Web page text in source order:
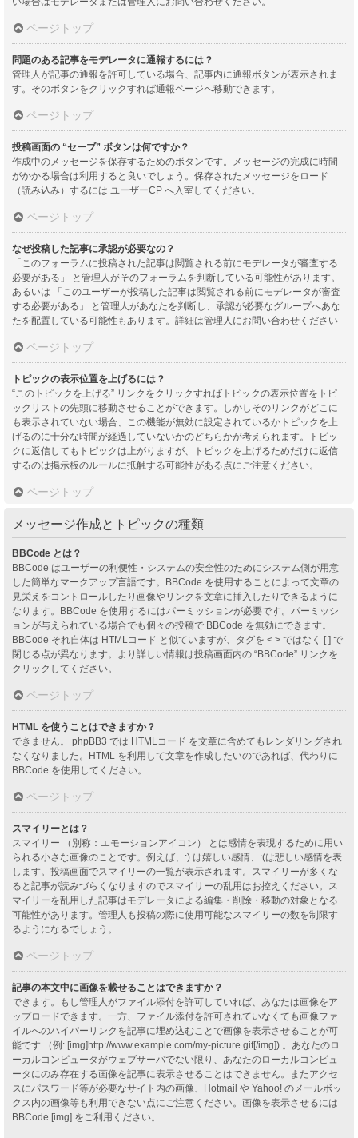
ページトップ
問題のある記事をモデレータに通報するには？
管理人が記事の通報を許可している場合、記事内に通報ボタンが表示されま
す。そのボタンをクリックすれば通報ページへ移動できます。
ページトップ
投稿画面の “セーブ” ボタンは何ですか？
作成中のメッセージを保存するためのボタンです。メッセージの完成に時間
がかかる場合は利用すると良いでしょう。保存されたメッセージをロード
（読み込み）するには ユーザーCP へ入室してください。
ページトップ
なぜ投稿した記事に承認が必要なの？
「このフォーラムに投稿された記事は閲覧される前にモデレータが審査する
必要がある」 と管理人がそのフォーラムを判断している可能性があります。
あるいは 「このユーザーが投稿した記事は閲覧される前にモデレータが審査
する必要がある」 と管理人があなたを判断し、承認が必要なグループへあな
たを配置している可能性もあります。詳細は管理人にお問い合わせください
ページトップ
トピックの表示位置を上げるには？
“このトピックを上げる” リンクをクリックすればトピックの表示位置をトピ
ックリストの先頭に移動させることができます。しかしそのリンクがどこに
も表示されていない場合、この機能が無効に設定されているかトピックを上
げるのに十分な時間が経過していないかのどちらかが考えられます。トピッ
クに返信してもトピックは上がりますが、トピックを上げるためだけに返信
するのは掲示板のルールに抵触する可能性がある点にご注意ください。
ページトップ
メッセージ作成とトピックの種類
BBCode とは？
BBCode はユーザーの利便性・システムの安全性のためにシステム側が用意
した簡単なマークアップ言語です。BBCode を使用することによって文章の
見栄えをコントロールしたり画像やリンクを文章に挿入したりできるように
なります。BBCode を使用するにはパーミッションが必要です。パーミッシ
ョンが与えられている場合でも個々の投稿で BBCode を無効にできます。
BBCode それ自体は HTMLコード と似ていますが、タグを < > ではなく [ ] で
閉じる点が異なります。より詳しい情報は投稿画面内の “BBCode” リンクを
クリックしてください。
ページトップ
HTML を使うことはできますか？
できません。 phpBB3 では HTMLコード を文章に含めてもレンダリングされ
なくなりました。HTML を利用して文章を作成したいのであれば、代わりに
BBCode を使用してください。
ページトップ
スマイリーとは？
スマイリー （別称：エモーションアイコン） とは感情を表現するために用い
られる小さな画像のことです。例えば、:) は嬉しい感情、:(は悲しい感情を表
します。投稿画面でスマイリーの一覧が表示されます。スマイリーが多くな
ると記事が読みづらくなりますのでスマイリーの乱用はお控えください。ス
マイリーを乱用した記事はモデレータによる編集・削除・移動の対象となる
可能性があります。管理人も投稿の際に使用可能なスマイリーの数を制限す
るようになるでしょう。
ページトップ
記事の本文中に画像を載せることはできますか？
できます。もし管理人がファイル添付を許可していれば、あなたは画像をア
ップロードできます。一方、ファイル添付を許可されていなくても画像ファ
イルへのハイパーリンクを記事に埋め込むことで画像を表示させることが可
能です （例: [img]http://www.example.com/my-picture.gif[/img]) 。あなたのロ
ーカルコンピュータがウェブサーバでない限り、あなたのローカルコンピュ
ータにのみ存在する画像を記事に表示させることはできません。またアクセ
スにパスワード等が必要なサイト内の画像、Hotmail や Yahoo! のメールボッ
クス内の画像等も利用できない点にご注意ください。画像を表示させるには
BBCode [img] をご利用ください。